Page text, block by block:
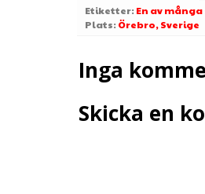
Etiketter: En av
Plats: Örebro, Sverige
Inga
Skicka en